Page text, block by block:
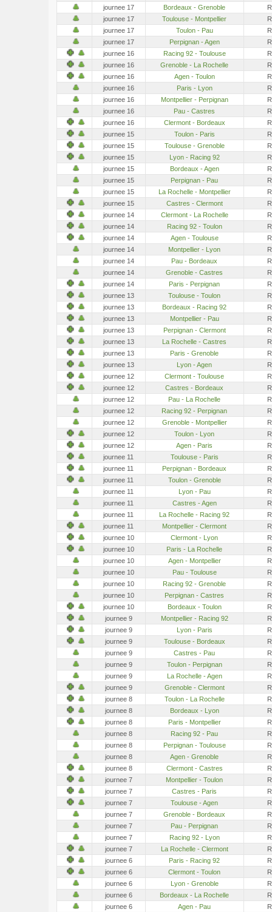
journee 17 Bordeaux - Grenoble
journee 17
Toulouse - Montpellier
journee 17
Toulon - Pau
journee 17
Perpignan - Agen
journee 16
Racing 92 - Toulouse
journee 16
Grenoble - La Rochelle
journee 16
Agen - Toulon
journee 16
Paris - Lyon
journee 16
Montpellier - Perpignan
journee 16
Pau - Castres
journee 16
Clermont - Bordeaux
journee 15
Toulon - Paris
journee 15
Toulouse - Grenoble
journee 15
Lyon - Racing 92
journee 15
Bordeaux - Agen
journee 15
Perpignan - Pau
journee 15
La Rochelle - Montpellier
journee 15
Castres - Clermont
journee 14
Clermont - La Rochelle
journee 14
Racing 92 - Toulon
journee 14
Agen - Toulouse
journee 14
Montpellier - Lyon
journee 14
Pau - Bordeaux
journee 14
Grenoble - Castres
journee 14
Paris - Perpignan
journee 13
Toulouse - Toulon
journee 13
Bordeaux - Racing 92
journee 13
Montpellier - Pau
journee 13
Perpignan - Clermont
journee 13
La Rochelle - Castres
journee 13
Paris - Grenoble
journee 13
Lyon - Agen
journee 12
Clermont - Toulouse
journee 12
Castres - Bordeaux
journee 12
Pau - La Rochelle
journee 12
Racing 92 - Perpignan
journee 12
Grenoble - Montpellier
journee 12
Toulon - Lyon
journee 12
Agen - Paris
journee 11
Toulouse - Paris
journee 11
Perpignan - Bordeaux
journee 11
Toulon - Grenoble
journee 11
Lyon - Pau
journee 11
Castres - Agen
journee 11
La Rochelle - Racing 92
journee 11
Montpellier - Clermont
journee 10
Clermont - Lyon
journee 10
Paris - La Rochelle
journee 10
Agen - Montpellier
journee 10
Pau - Toulouse
journee 10
Racing 92 - Grenoble
journee 10
Perpignan - Castres
journee 10
Bordeaux - Toulon
journee 9
Montpellier - Racing 92
journee 9
Lyon - Paris
journee 9
Toulouse - Bordeaux
journee 9
Castres - Pau
journee 9
Toulon - Perpignan
journee 9
La Rochelle - Agen
journee 9
Grenoble - Clermont
journee 8
Toulon - La Rochelle
journee 8
Bordeaux - Lyon
journee 8
Paris - Montpellier
journee 8
Racing 92 - Pau
journee 8
Perpignan - Toulouse
journee 8
Agen - Grenoble
journee 8
Clermont - Castres
journee 7
Montpellier - Toulon
journee 7
Castres - Paris
journee 7
Toulouse - Agen
journee 7
Grenoble - Bordeaux
journee 7
Pau - Perpignan
journee 7
Racing 92 - Lyon
journee 7
La Rochelle - Clermont
journee 6
Paris - Racing 92
journee 6
Clermont - Toulon
journee 6
Lyon - Grenoble
journee 6
Bordeaux - La Rochelle
journee 6
Agen - Pau